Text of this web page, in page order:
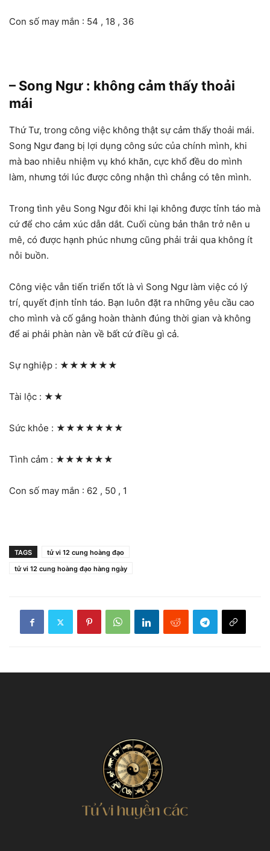
Con số may mắn : 54 , 18 , 36
– Song Ngư : không cảm thấy thoải
mái
Thứ Tư, trong công việc không thật sự cảm thấy thoải mái.
Song Ngư đang bị lợi dụng công sức của chính mình, khi
mà bao nhiêu nhiệm vụ khó khăn, cực khổ đều do mình
làm, nhưng tới lúc được công nhận thì chẳng có tên mình.
Trong tình yêu Song Ngư đôi khi lại không được tỉnh táo mà
cứ để cho cảm xúc dẫn dắt. Cuối cùng bản thân trở nên u
mê, có được hạnh phúc nhưng cũng phải trải qua không ít
nỗi buồn.
Công việc vẫn tiến triển tốt là vì Song Ngư làm việc có lý
trí, quyết định tỉnh táo. Bạn luôn đặt ra những yêu cầu cao
cho mình và cố gắng hoàn thành đúng thời gian và không
để ai phải phàn nàn về bất cứ điều gì cả.
Sự nghiệp : ★★★★★★
Tài lộc : ★★
Sức khỏe : ★★★★★★★
Tình cảm : ★★★★★★
Con số may mắn : 62 , 50 , 1
TAGS
tử vi 12 cung hoàng đạo
tử vi 12 cung hoàng đạo hàng ngày